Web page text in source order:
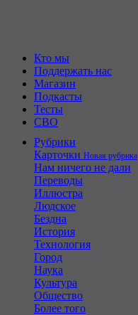
Кто мы
Поддержать нас
Магазин
Подкасты
Тесты
СВО
Рубрики
Карточки Новая рубрика
Нам ничего не дали
Переводы
Иллюстра
Людское
Бездна
История
Технология
Город
Наука
Культура
Общество
Более того